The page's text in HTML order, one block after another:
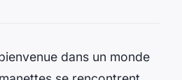
dans un monde